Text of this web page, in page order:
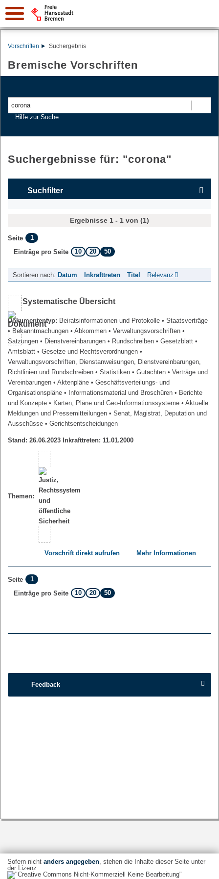
Vorschriften Suchergebnis
Bremische Vorschriften
Hilfe zur Suche
Suchergebnisse für: "corona"
Suchfilter
Ergebnisse 1 - 1 von (1)
Seite
1
Einträge pro Seite
10 20 50
Sortieren nach: Datum Inkrafttreten Titel Relevanz
Systematische Übersicht
Dokumententyp: Beiratsinformationen und Protokolle • Staatsverträge
• Bekanntmachungen • Abkommen • Verwaltungsvorschriften •
Satzungen • Dienstvereinbarungen • Rundschreiben • Gesetzblatt •
Amtsblatt • Gesetze und Rechtsverordnungen •
Verwaltungsvorschriften, Dienstanweisungen, Dienstvereinbarungen,
Richtlinien und Rundschreiben • Statistiken • Gutachten • Verträge und
Vereinbarungen • Aktenpläne • Geschäftsverteilungs- und
Organisationspläne • Informationsmaterial und Broschüren • Berichte
und Konzepte • Karten, Pläne und Geo-Informationssysteme • Aktuelle
Meldungen und Pressemitteilungen • Senat, Magistrat, Deputation und
Ausschüsse • Gerichtsentscheidungen
Stand: 26.06.2023 Inkrafttreten: 11.01.2000
Themen:
Vorschrift direkt aufrufen Mehr Informationen
Seite
1
Einträge pro Seite
10 20 50
Feedback
Sofern nicht anders angegeben, stehen die Inhalte dieser Seite unter
der Lizenz